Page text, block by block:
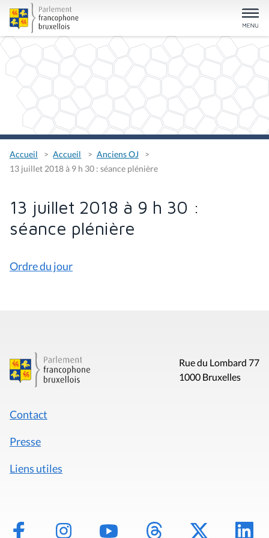
Accueil Accueil
Anciens OJ
13 juillet 2018 à 9 h 30 : séance plénière
13 juillet 2018 à 9 h 30 :
séance plénière
Ordre du jour
Rue du Lombard 77
1000 Bruxelles
Contact
Presse
Liens utiles